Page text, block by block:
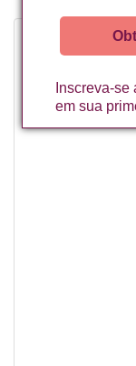
Inscreva-
em sua